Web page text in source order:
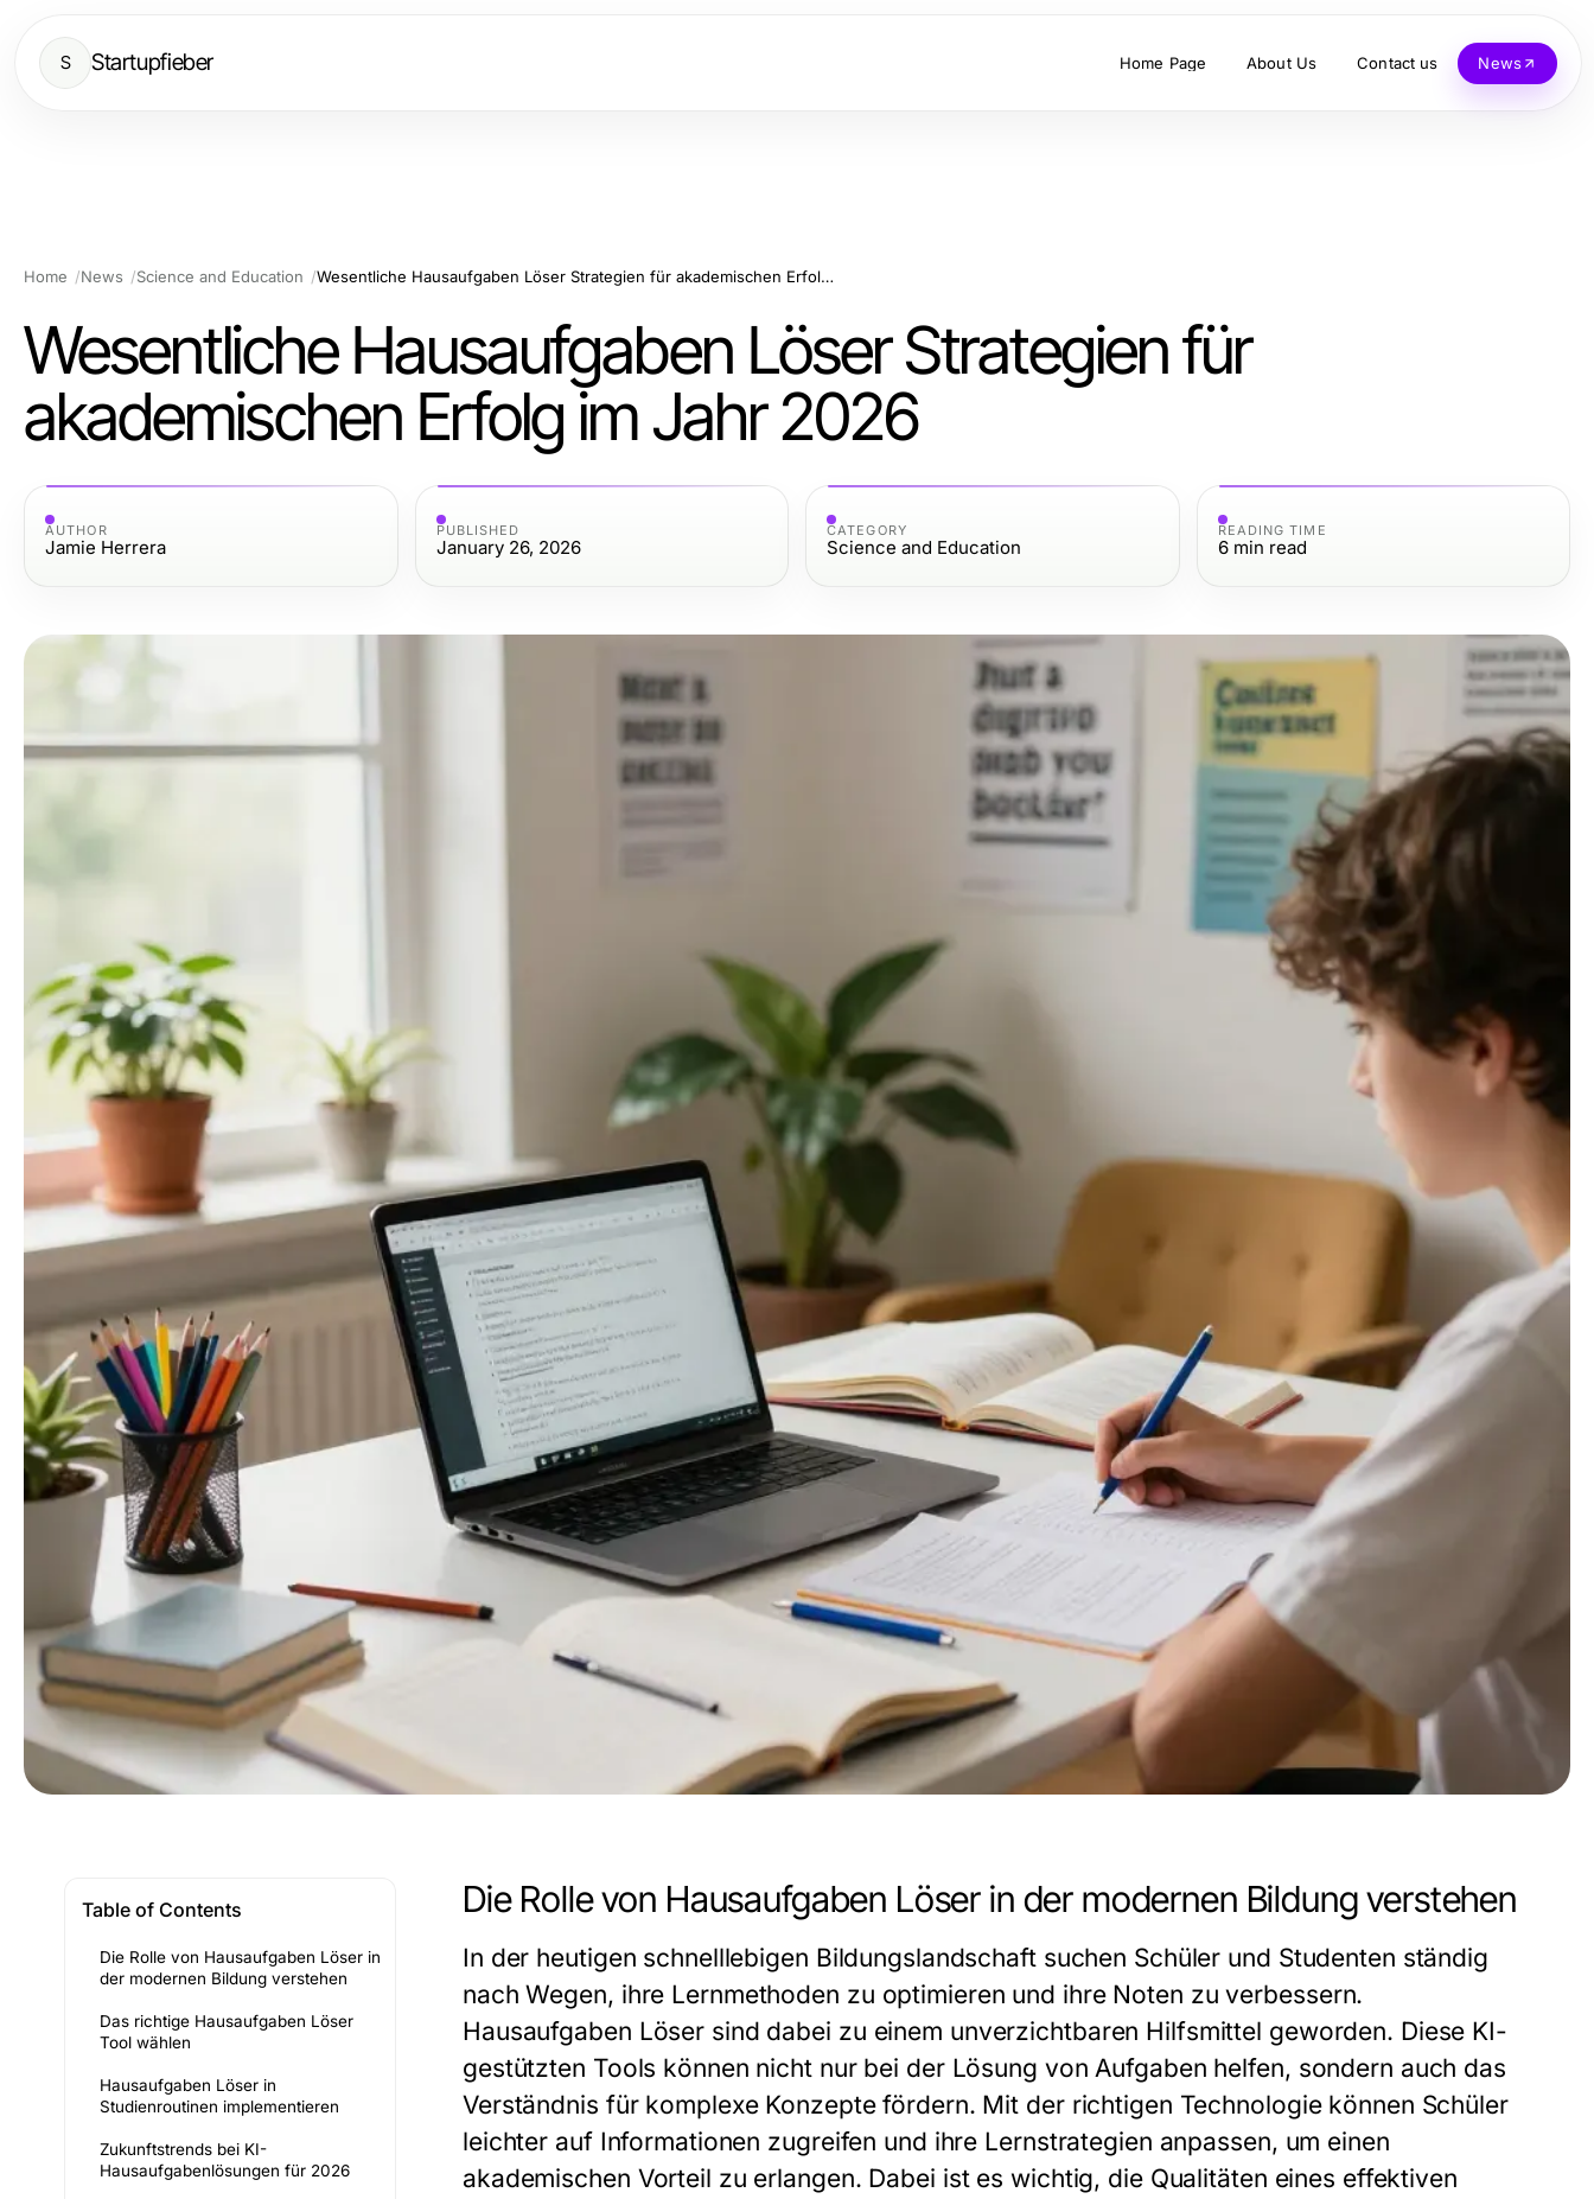
S Startupfieber Home Page About Us Contact us News
Home News Science and Education Wesentliche Hausaufgaben Löser Strategien für akademischen Erfolg im Jahr 2026
Wesentliche Hausaufgaben Löser Strategien für
akademischen Erfolg im Jahr 2026
AUTHOR
Jamie Herrera
PUBLISHED
January 26, 2026
CATEGORY
Science and Education
READING TIME
6 min read
Table of Contents
Die Rolle von Hausaufgaben Löser in
der modernen Bildung verstehen
Das richtige Hausaufgaben Löser
Tool wählen
Hausaufgaben Löser in
Studienroutinen implementieren
Zukunftstrends bei KI-
Hausaufgabenlösungen für 2026
Die Rolle von Hausaufgaben Löser in der modernen Bildung verstehen
In der heutigen schnelllebigen Bildungslandschaft suchen Schüler und Studenten ständig
nach Wegen, ihre Lernmethoden zu optimieren und ihre Noten zu verbessern.
Hausaufgaben Löser sind dabei zu einem unverzichtbaren Hilfsmittel geworden. Diese KI-
gestützten Tools können nicht nur bei der Lösung von Aufgaben helfen, sondern auch das
Verständnis für komplexe Konzepte fördern. Mit der richtigen Technologie können Schüler
leichter auf Informationen zugreifen und ihre Lernstrategien anpassen, um einen
akademischen Vorteil zu erlangen. Dabei ist es wichtig, die Qualitäten eines effektiven